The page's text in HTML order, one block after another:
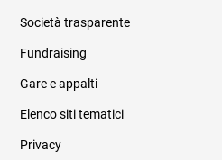
Informazioni legali
Società trasparente
Fundraising
Gare e appalti
Elenco siti tematici
Privacy